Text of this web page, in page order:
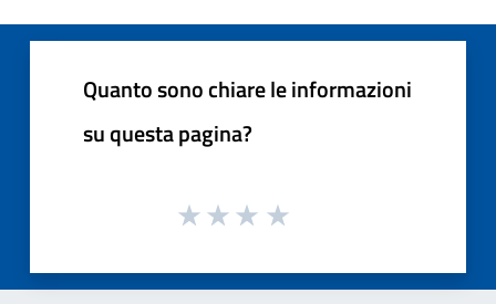
Quanto sono chiare le informazioni
su questa pagina?